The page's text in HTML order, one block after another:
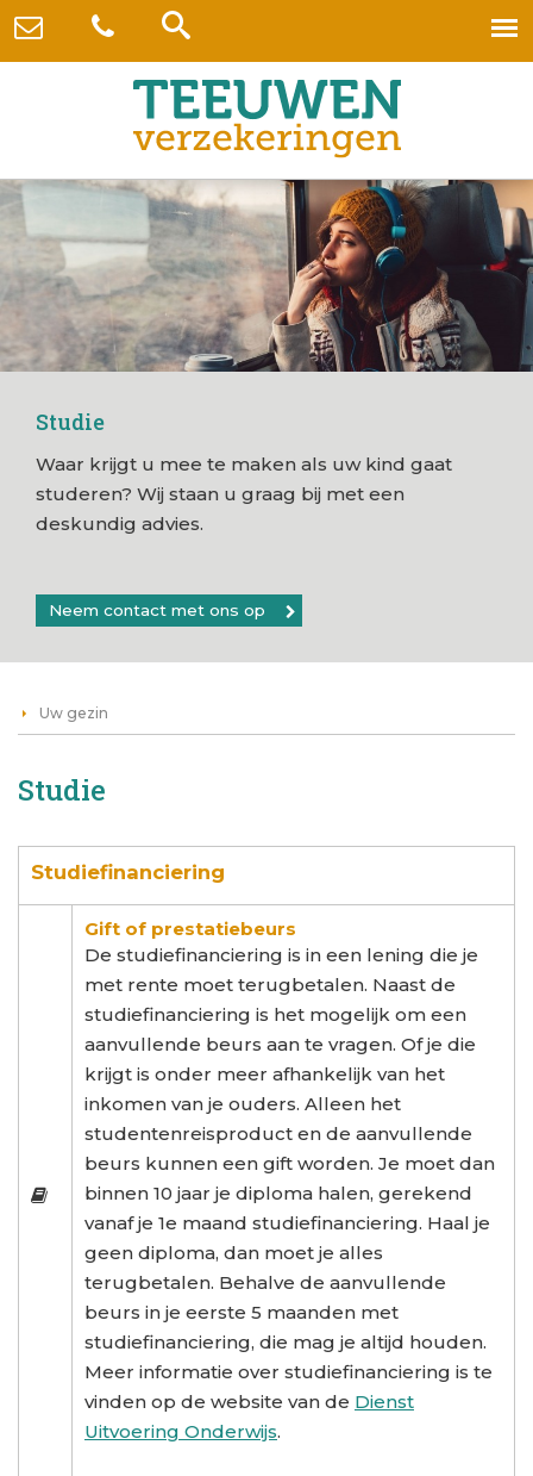
Studie
Waar krijgt u mee te maken als uw kind gaat
studeren? Wij staan u graag bij met een
deskundig advies.
Neem contact met ons op
Uw gezin
Studie
Studiefinanciering
Gift of prestatiebeurs
De studiefinanciering is in een lening die je
met rente moet terugbetalen. Naast de
studiefinanciering is het mogelijk om een
aanvullende beurs aan te vragen. Of je die
krijgt is onder meer afhankelijk van het
inkomen van je ouders. Alleen het
studentenreisproduct en de aanvullende
beurs kunnen een gift worden. Je moet dan
binnen 10 jaar je diploma halen, gerekend
vanaf je 1e maand studiefinanciering. Haal je
geen diploma, dan moet je alles
terugbetalen. Behalve de aanvullende
beurs in je eerste 5 maanden met
studiefinanciering, die mag je altijd houden.
Meer informatie over studiefinanciering is te
vinden op de website van de Dienst
Uitvoering Onderwijs.